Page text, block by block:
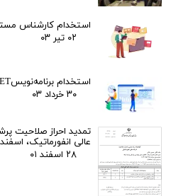
استخدام کارشناس
۰۲ تیر ۰۳
استخدام برنامه‌نویسASP.NET
۳۰ خرداد ۰۳
تمدید احراز صلاحیت
عالی انفورماتیک، اسفند
۲۸ اسفند ۰۱